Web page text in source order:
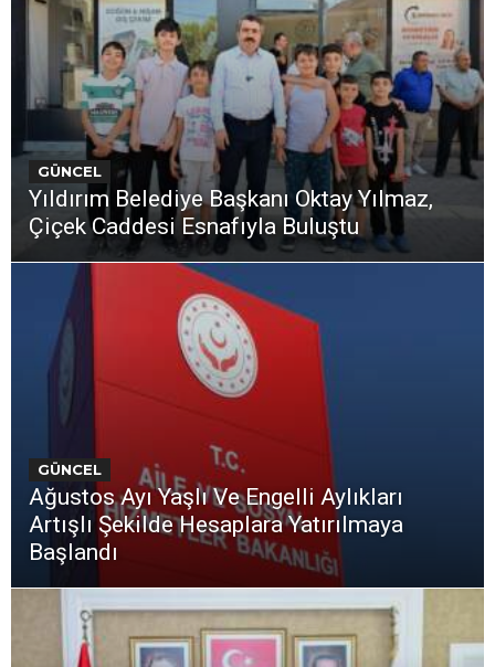
GÜNCEL
Yıldırım Belediye Başkanı Oktay Yılmaz,
Çiçek Caddesi Esnafıyla Buluştu
GÜNCEL
Ağustos Ayı Yaşlı Ve Engelli Aylıkları
Artışlı Şekilde Hesaplara Yatırılmaya
Başlandı